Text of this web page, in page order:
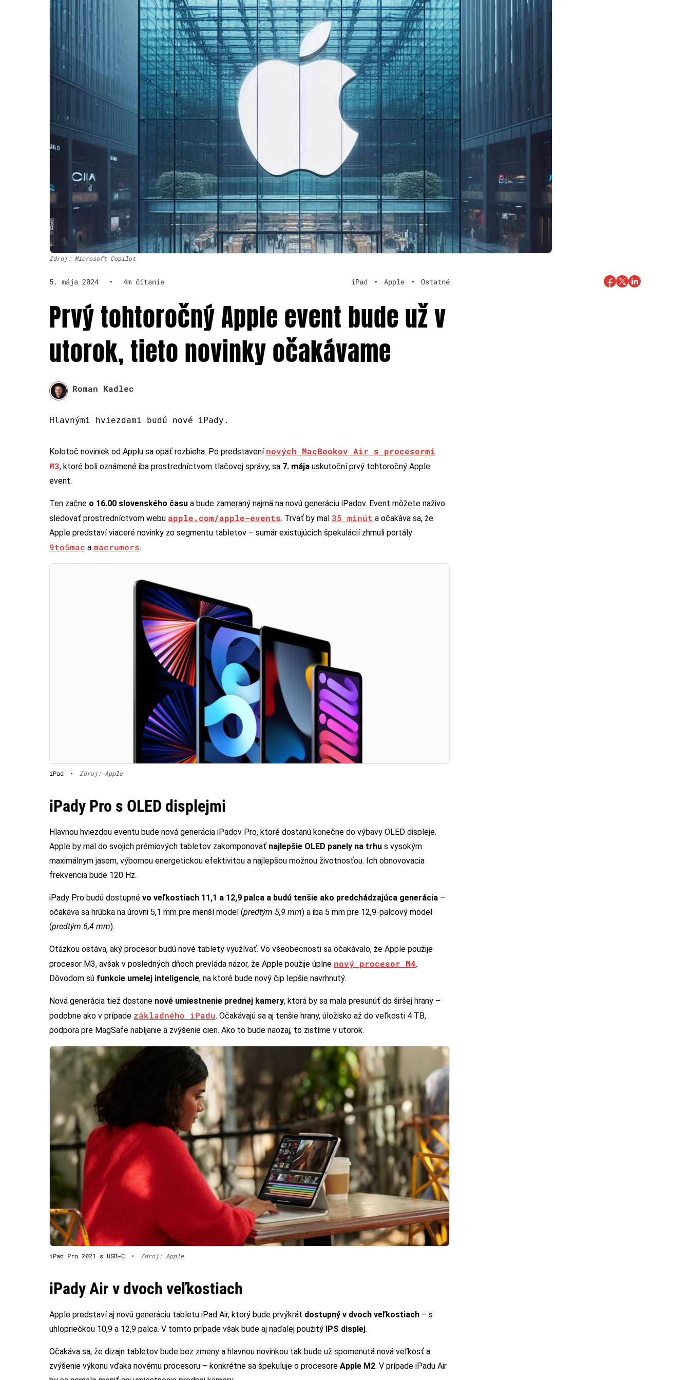
Zdroj: Microsoft Copilot
5. mája 2024 • 4m čítanie iPad • Apple • Ostatné
Prvý tohtoročný Apple event bude už v
utorok, tieto novinky očakávame
Roman Kadlec
Hlavnými hviezdami budú nové iPady.
Kolotoč noviniek od Applu sa opäť rozbieha. Po predstavení nových MacBookov Air s procesormi
M3, ktoré boli oznámené iba prostredníctvom tlačovej správy, sa 7. mája uskutoční prvý tohtoročný Apple
event.
Ten začne o 16.00 slovenského času a bude zameraný najmä na novú generáciu iPadov. Event môžete naživo
sledovať prostredníctvom webu apple.com/apple-events. Trvať by mal 35 minút a očakáva sa, že
Apple predstaví viaceré novinky zo segmentu tabletov – sumár existujúcich špekulácií zhrnuli portály
9to5mac a macrumors.
iPad • Zdroj: Apple
iPady Pro s OLED displejmi
Hlavnou hviezdou eventu bude nová generácia iPadov Pro, ktoré dostanú konečne do výbavy OLED displeje.
Apple by mal do svojich prémiových tabletov zakomponovať najlepšie OLED panely na trhu s vysokým
maximálnym jasom, výbornou energetickou efektivitou a najlepšou možnou životnosťou. Ich obnovovacia
frekvencia bude 120 Hz.
iPady Pro budú dostupné vo veľkostiach 11,1 a 12,9 palca a budú tenšie ako predchádzajúca generácia –
očakáva sa hrúbka na úrovni 5,1 mm pre menší model (predtým 5,9 mm) a iba 5 mm pre 12,9-palcový model
(predtým 6,4 mm).
Otázkou ostáva, aký procesor budú nové tablety využívať. Vo všeobecnosti sa očakávalo, že Apple použije
procesor M3, avšak v posledných dňoch prevláda názor, že Apple použije úplne nový procesor M4.
Dôvodom sú funkcie umelej inteligencie, na ktoré bude nový čip lepšie navrhnutý.
Nová generácia tiež dostane nové umiestnenie prednej kamery, ktorá by sa mala presunúť do širšej hrany –
podobne ako v prípade základného iPadu. Očakávajú sa aj tenšie hrany, úložisko až do veľkosti 4 TB,
podpora pre MagSafe nabíjanie a zvýšenie cien. Ako to bude naozaj, to zistíme v utorok.
iPad Pro 2021 s USB-C • Zdroj: Apple
iPady Air v dvoch veľkostiach
Apple predstaví aj novú generáciu tabletu iPad Air, ktorý bude prvýkrát dostupný v dvoch veľkostiach – s
uhlopriečkou 10,9 a 12,9 palca. V tomto prípade však bude aj naďalej použitý IPS displej.
Očakáva sa, že dizajn tabletov bude bez zmeny a hlavnou novinkou tak bude už spomenutá nová veľkosť a
zvýšenie výkonu vďaka novému procesoru – konkrétne sa špekuluje o procesore Apple M2. V prípade iPadu Air